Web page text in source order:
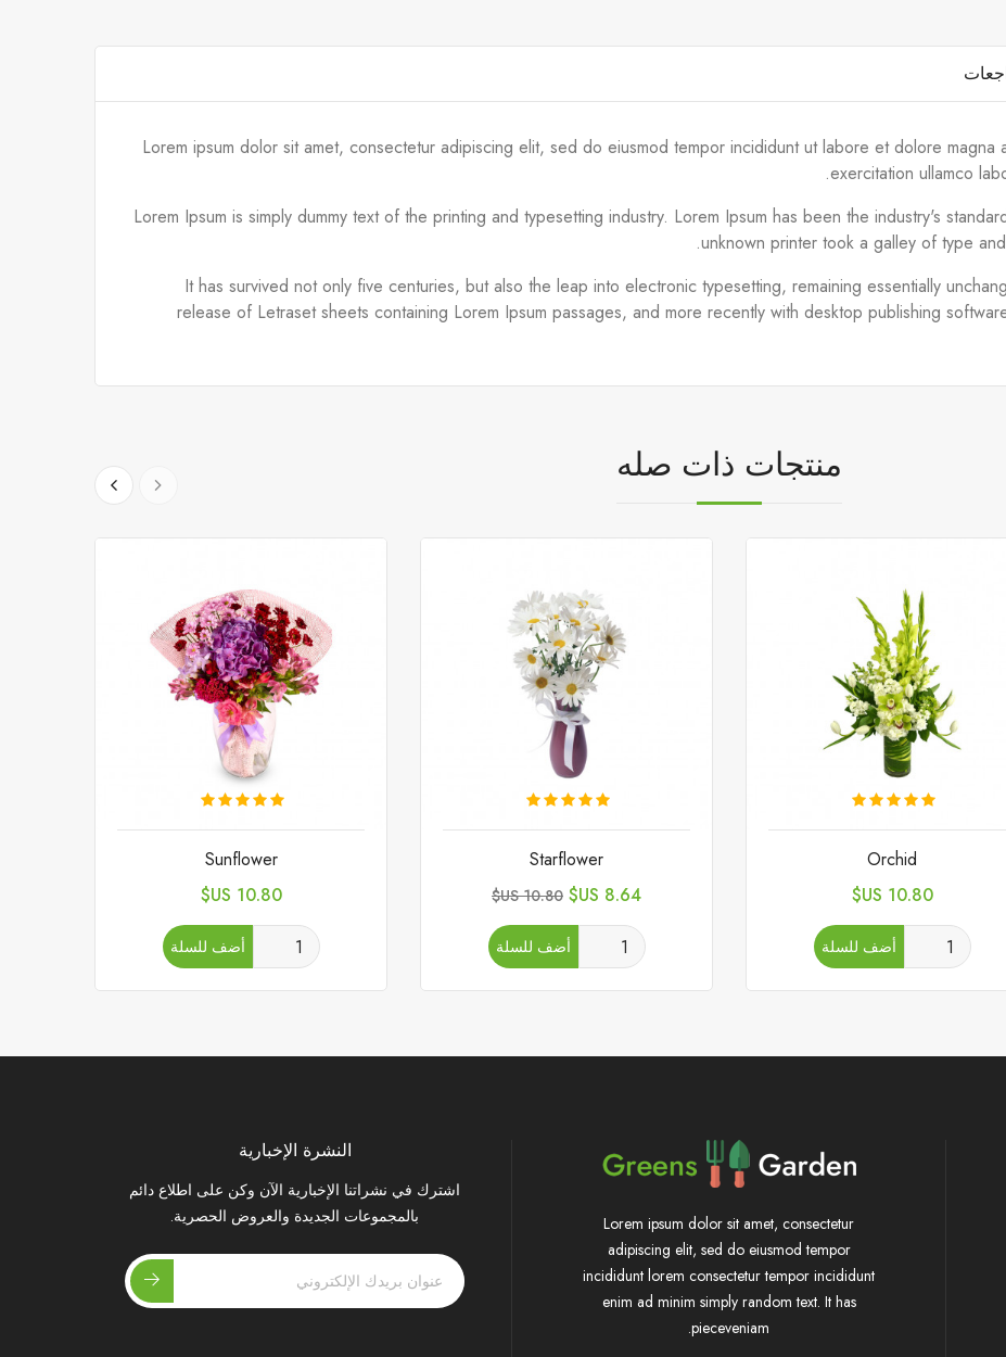
Lorem ipsum dolor sit amet, consectetur adipiscing elit, sed do eiusmod tempor incididunt ut labore et dolore magna
exercitation ullamco
Lorem Ipsum is simply dummy text of the printing and typesetting industry. Lorem Ipsum has been the industry's
unknown printer took a galley of type
It has survived not only five centuries, but also the leap into electronic typesetting, remaining essentially
release of Letraset sheets containing Lorem Ipsum passages, and more recently with desktop publishing
منتجات ذات صله
Orchid
السعر
10.80 US$
أضف للسلة
Starflower
السعر
8.64 US$
السعر
10.80 US$
أضف للسلة
Sunflower
السعر
10.80 US$
أضف للسلة
Lorem ipsum dolor sit amet, consectetur
adipiscing elit, sed do eiusmod tempor
incididunt lorem consectetur tempor incididunt
enim ad minim simply random text. It has
pieceveniam.
النشرة الإخبارية
اشترك في نشراتنا الإخبارية الآن وكن على اطلاع دائم
بالمجموعات الجديدة والعروض الحصرية.